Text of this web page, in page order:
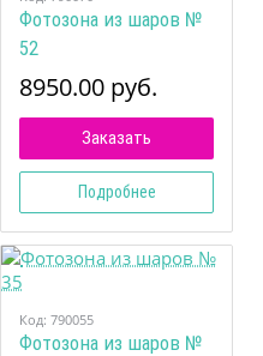
Фотозона из шаров №
52
8950.00 руб.
Заказать
Подробнее
Код: 790055
Фотозона из шаров №